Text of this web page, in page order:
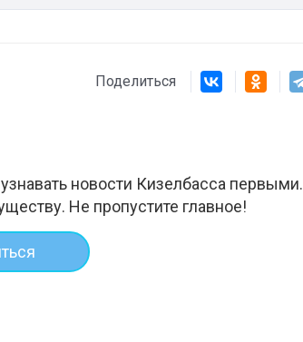
Поделиться
новости Кизелбасса первыми.
Не пропустите главное!